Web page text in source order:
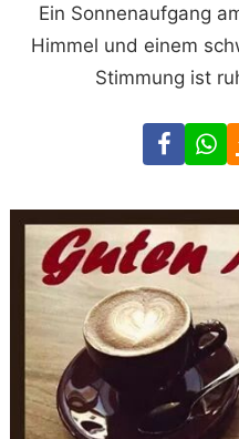
Ein Sonnenaufgang
Himmel und einem
Stimmung ist